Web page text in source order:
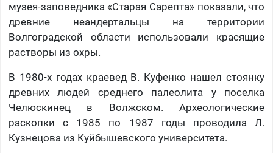
музея-заповедника «Старая Сарепта» показали, что
древние неандертальцы на территории
Волгоградской области использовали красящие
растворы из охры.
В 1980-х годах краевед В. Куфенко нашел стоянку
древних людей среднего палеолита у поселка
Челюскинец в Волжском. Археологические
раскопки с 1985 по 1987 годы проводила Л.
Кузнецова из Куйбышевского университета.